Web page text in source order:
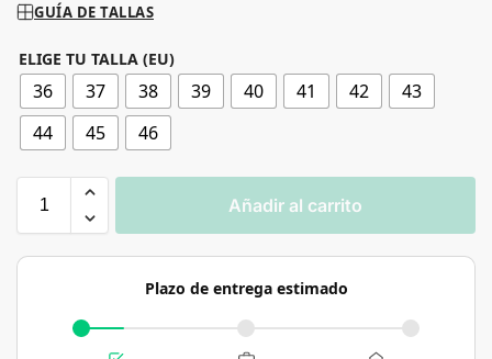
GUÍA DE TALLAS
ELIGE TU TALLA (EU)
36 37 38 39 40 41 42
43
44
45 46
Añadir al carrito
Plazo de entrega estimado